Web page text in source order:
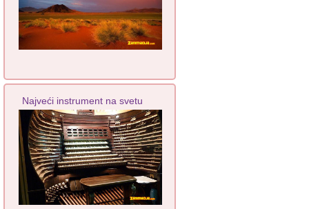
Najveći instrument na svetu